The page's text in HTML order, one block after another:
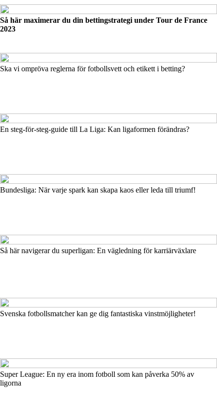
Så här maximerar du din bettingstrategi under Tour de France
2023
Ska vi ompröva reglerna för fotbollsvett och etikett i betting?
En steg-för-steg-guide till La Liga: Kan ligaformen förändras?
Bundesliga: När varje spark kan skapa kaos eller leda till triumf!
Så här navigerar du superligan: En vägledning för karriärväxlare
Svenska fotbollsmatcher kan ge dig fantastiska vinstmöjligheter!
Super League: En ny era inom fotboll som kan påverka 50% av
ligorna